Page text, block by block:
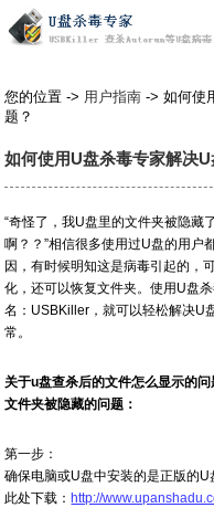
您的位置 -> 用户指南 -> 如何使
题？
如何使用U盘杀毒专家解决
“奇怪了，我U盘里的文件夹被隐藏
啊？？”相信很多使用过U盘的用户
因，有时候明知这是病毒引起的，
化，还可以恢复文件夹。使用U盘
名：USBKiller，就可以轻松解决U
常。
关于u盘查杀后的文件怎么显示的
文件夹被隐藏的问题：
第一步：
确保电脑或U盘中安装的是正版的
此处下载： http://